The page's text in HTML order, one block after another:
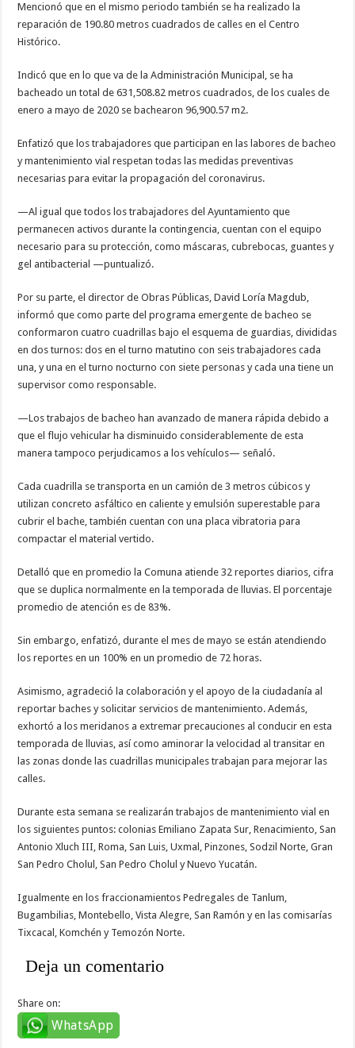
Mencionó que en el mismo periodo también se ha realizado la
reparación de 190.80 metros cuadrados de calles en el Centro
Histórico.
Indicó que en lo que va de la Administración Municipal, se ha
bacheado un total de 631,508.82 metros cuadrados, de los cuales de
enero a mayo de 2020 se bachearon 96,900.57 m2.
Enfatizó que los trabajadores que participan en las labores de bacheo
y mantenimiento vial respetan todas las medidas preventivas
necesarias para evitar la propagación del coronavirus.
—Al igual que todos los trabajadores del Ayuntamiento que
permanecen activos durante la contingencia, cuentan con el equipo
necesario para su protección, como máscaras, cubrebocas, guantes y
gel antibacterial —puntualizó.
Por su parte, el director de Obras Públicas, David Loría Magdub,
informó que como parte del programa emergente de bacheo se
conformaron cuatro cuadrillas bajo el esquema de guardias, divididas
en dos turnos: dos en el turno matutino con seis trabajadores cada
una, y una en el turno nocturno con siete personas y cada una tiene un
supervisor como responsable.
—Los trabajos de bacheo han avanzado de manera rápida debido a
que el flujo vehicular ha disminuido considerablemente de esta
manera tampoco perjudicamos a los vehículos— señaló.
Cada cuadrilla se transporta en un camión de 3 metros cúbicos y
utilizan concreto asfáltico en caliente y emulsión superestable para
cubrir el bache, también cuentan con una placa vibratoria para
compactar el material vertido.
Detalló que en promedio la Comuna atiende 32 reportes diarios, cifra
que se duplica normalmente en la temporada de lluvias. El porcentaje
promedio de atención es de 83%.
Sin embargo, enfatizó, durante el mes de mayo se están atendiendo
los reportes en un 100% en un promedio de 72 horas.
Asimismo, agradeció la colaboración y el apoyo de la ciudadanía al
reportar baches y solicitar servicios de mantenimiento. Además,
exhortó a los meridanos a extremar precauciones al conducir en esta
temporada de lluvias, así como aminorar la velocidad al transitar en
las zonas donde las cuadrillas municipales trabajan para mejorar las
calles.
Durante esta semana se realizarán trabajos de mantenimiento vial en
los siguientes puntos: colonias Emiliano Zapata Sur, Renacimiento, San
Antonio Xluch III, Roma, San Luis, Uxmal, Pinzones, Sodzil Norte, Gran
San Pedro Cholul, San Pedro Cholul y Nuevo Yucatán.
Igualmente en los fraccionamientos Pedregales de Tanlum,
Bugambilias, Montebello, Vista Alegre, San Ramón y en las comisarías
Tixcacal, Komchén y Temozón Norte.
Deja un comentario
Share on:
WhatsApp